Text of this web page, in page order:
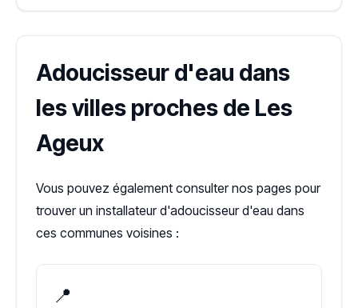
Adoucisseur d'eau dans
les villes proches de Les
Ageux
Vous pouvez également consulter nos pages pour
trouver un installateur d'adoucisseur d'eau dans
ces communes voisines :
📍